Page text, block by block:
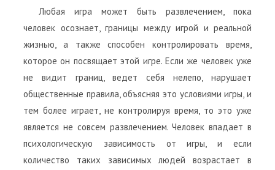
Любая игра может быть развлечением, пока
человек осознает, границы между игрой и реальной
жизнью, а также способен контролировать время,
которое он посвящает этой игре. Если же человек уже
не видит границ, ведет себя нелепо, нарушает
общественные правила, объясняя это условиями игры, и
тем более играет, не контролируя время, то это уже
является не совсем развлечением. Человек впадает в
психологическую зависимость от игры, и если
количество таких зависимых людей возрастает в